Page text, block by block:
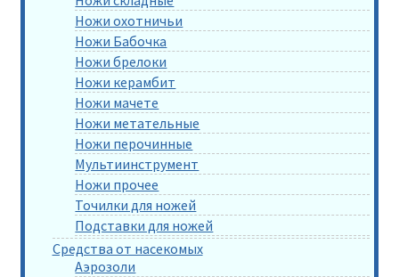
Ножи охотничьи
Ножи Бабочка
Ножи брелоки
Ножи керамбит
Ножи мачете
Ножи метательные
Ножи перочинные
Мультиинструмент
Ножи прочее
Точилки для ножей
Подставки для ножей
Средства от насекомых
Аэрозоли